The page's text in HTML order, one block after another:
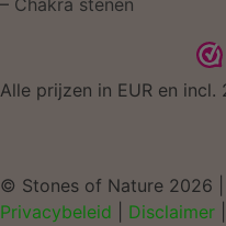
Alle prijzen in EUR en incl.
© Stones of Nature 2026 |
Privacybeleid
Disclaimer